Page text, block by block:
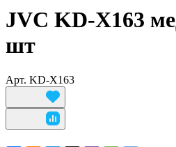
JVC KD-X163
шт
Арт. KD-X163